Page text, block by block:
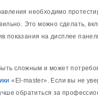
необходимо
Это можно сделать,
показания на дисплее
сложным и может
«El-master». Если вы не
обратиться за